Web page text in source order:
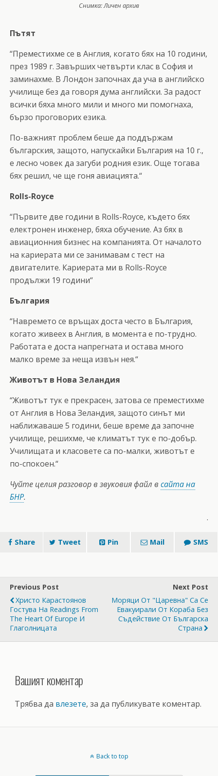
Снимка: Личен архив
Пътят
“Преместихме се в Англия, когато бях на 10 години,
през 1989 г. Завърших четвърти клас в София и
заминахме. В Лондон започнах да уча в английско
училище без да говоря дума английски. За радост
всички бяха много мили и много ми помогнаха,
бързо проговорих езика.
По-важният проблем беше да поддържам
българския, защото, напускайки България на 10 г.,
е лесно човек да загуби родния език. Още тогава
бях решил, че ще гоня авиацията.“
Rolls-Royce
“Първите две години в Rolls-Royce, където бях
електронен инженер, бяха обучение. Аз бях в
авиационния бизнес на компанията. От началото
на кариерата ми се занимавам с тест на
двигателите. Кариерата ми в Rolls-Royce
продължи 19 години“
България
“Навремето се връщах доста често в България,
когато живеех в Англия, в момента е по-трудно.
Работата е доста напрегната и остава много
малко време за неща извън нея.“
Животът в Нова Зеландия
“Животът тук е прекрасен, затова се преместихме
от Англия в Нова Зеландия, защото синът ми
наближаваше 5 години, беше време да започне
училище, решихме, че климатът тук е по-добър.
Училищата и класовете са по-малки, животът е
по-спокоен.“
Чуйте целия разговор в звуковия файл в сайта на
БНР.
.
Share Tweet Pin Mail SMS
Previous Post
Христо Карастоянов
Гостува На Readings From
The Heart Of Europe И
Глаголницата
Next Post
Моряци От "Царевна" Са Се
Евакуирали От Кораба Без
Съдействие От Българска
Страна
Вашият коментар
Трябва да влезете, за да публикувате коментар.
Back to top